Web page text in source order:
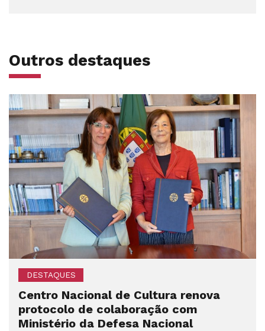
Outros destaques
DESTAQUES
Centro Nacional de Cultura renova
protocolo de colaboração com
Ministério da Defesa Nacional